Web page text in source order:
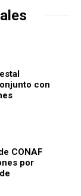
con
CONAF
por